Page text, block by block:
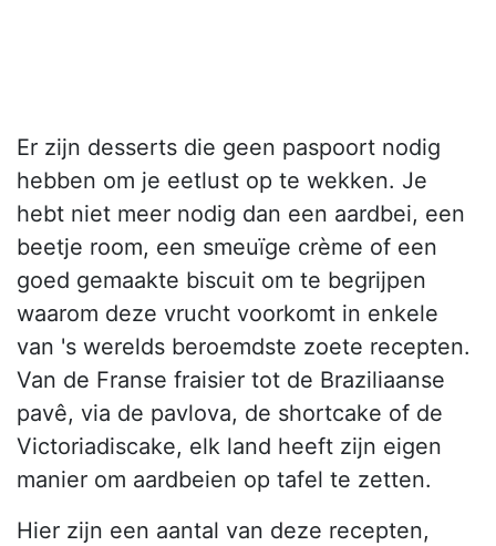
Er zijn desserts die geen paspoort nodig
hebben om je eetlust op te wekken. Je
hebt niet meer nodig dan een aardbei, een
beetje room, een smeuïge crème of een
goed gemaakte biscuit om te begrijpen
waarom deze vrucht voorkomt in enkele
van 's werelds beroemdste zoete recepten.
Van de Franse fraisier tot de Braziliaanse
pavê, via de pavlova, de shortcake of de
Victoriadiscake, elk land heeft zijn eigen
manier om aardbeien op tafel te zetten.
Hier zijn een aantal van deze recepten,